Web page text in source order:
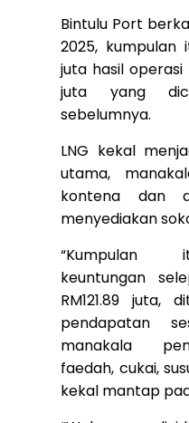
Bintulu Port
2025, kumpulan
juta hasil operasi
juta yang
sebelumnya.
LNG kekal
utama,
kontena dan
menyediakan
“Kumpulan
keuntungan
RM121.89 juta,
pendapatan
manakala
faedah, cukai,
kekal mantap